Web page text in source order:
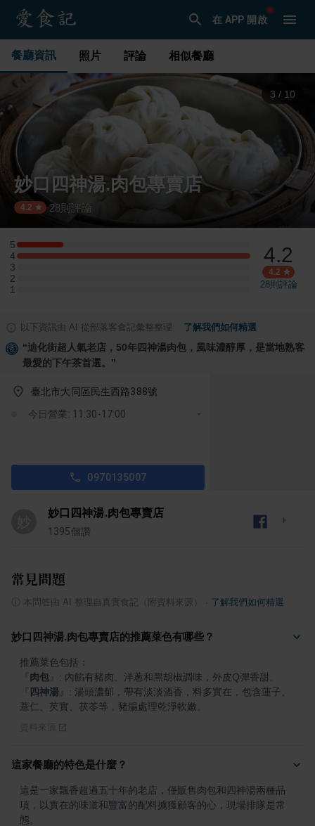
在 APP 開啟
餐廳資訊 照片 評論 相似餐廳
3 / 10
妙口四神湯.肉包專賣店
4.2 ·28則評論
5
5 星：1 則評論
4
4 星：5 則評論
3
3 星：0 則評論
2
2 星：0 則評論
1
1 星：0 則評論
4.2
4.2
28則評論
以下資訊由 AI 從部落客食記彙整整理 了解我們如何精選
“迪化街超人氣老店，50年四神湯肉包，風味濃醇厚，是當地熟客
最愛的下午茶首選。 ”
臺北市大同區民生西路388號
今日營業: 11:30-17:00
0970135007
妙口四神湯.肉包專賣店
1395個讚
常見問題
本問答由 AI 整理自真實食記（附資料來源） 了解我們如何精選
妙口四神湯.肉包專賣店的推薦菜色有哪些？
肉包
四神湯
: 湯頭濃郁，帶有淡淡酒香，料多實在，包含蓮子、
薏仁、芡實、茯苓等，豬腸處理乾淨軟嫩。
這家餐廳的特色是什麼？
這是一家飄香超過五十年的老店，僅販售肉包和四神湯兩種品
項，以實在的味道和豐富的配料擄獲顧客的心，現場排隊是常
態。